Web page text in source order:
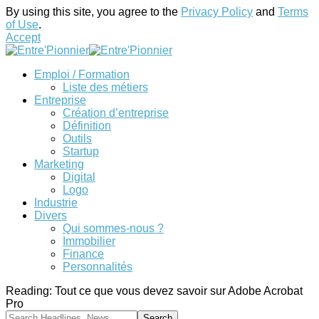
By using this site, you agree to the Privacy Policy and Terms
of Use.
Accept
Emploi / Formation
Liste des métiers
Entreprise
Création d’entreprise
Définition
Outils
Startup
Marketing
Digital
Logo
Industrie
Divers
Qui sommes-nous ?
Immobilier
Finance
Personnalités
Reading: Tout ce que vous devez savoir sur Adobe Acrobat
Pro